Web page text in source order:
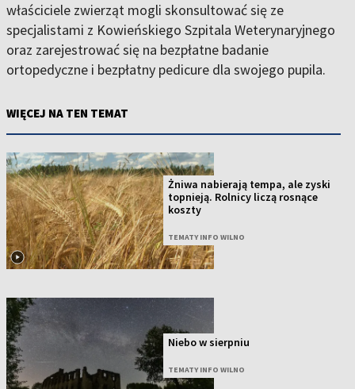
właściciele zwierząt mogli skonsultować się ze
specjalistami z Kowieńskiego Szpitala Weterynaryjnego
oraz zarejestrować się na bezpłatne badanie
ortopedyczne i bezpłatny pedicure dla swojego pupila.
WIĘCEJ NA TEN TEMAT
Żniwa nabierają tempa, ale zyski
topnieją. Rolnicy liczą rosnące
koszty
TEMATY INFO WILNO
Niebo w sierpniu
TEMATY INFO WILNO